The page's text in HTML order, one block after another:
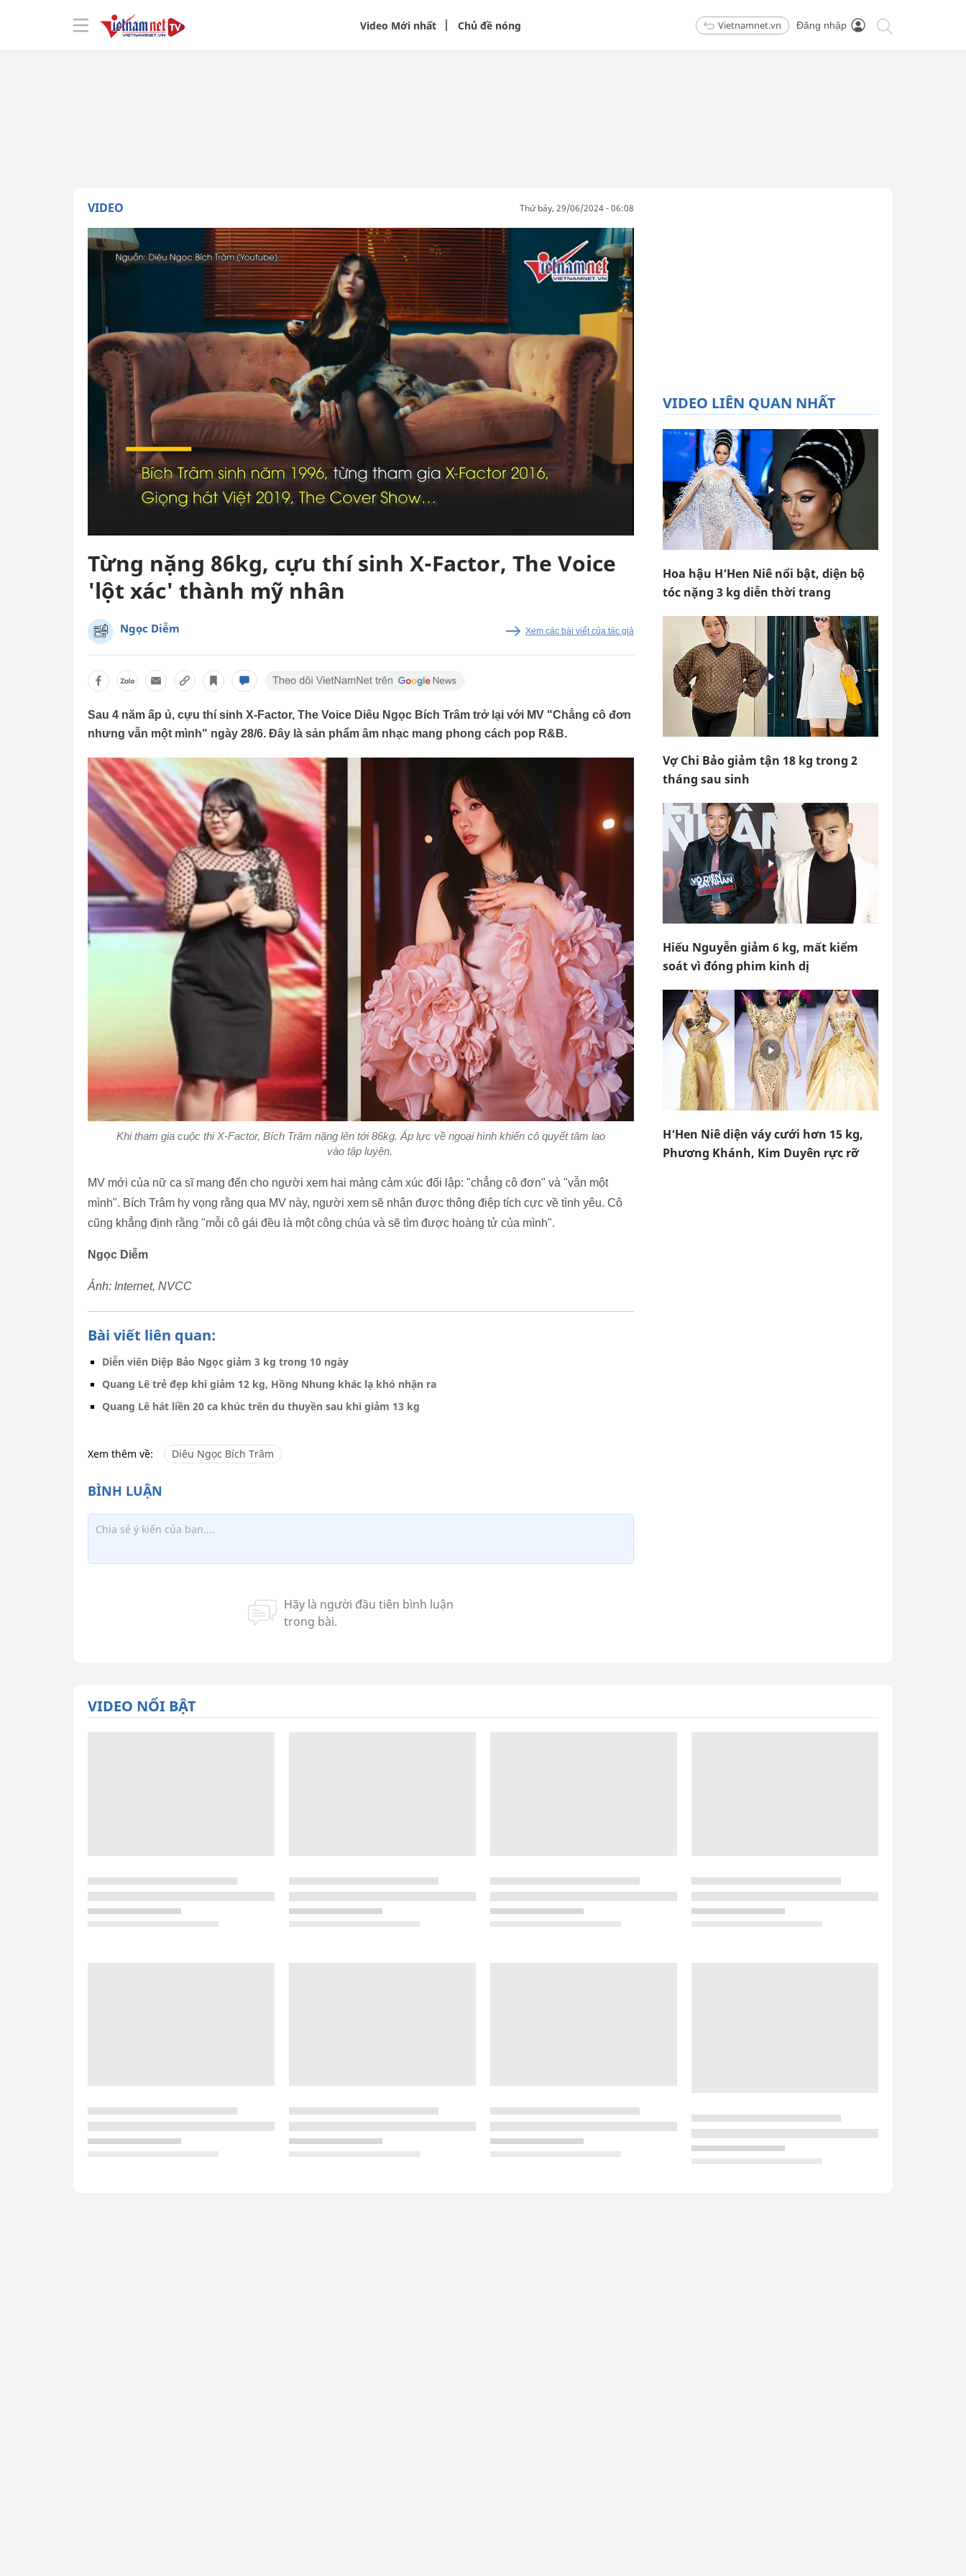
Video Mới nhất Chủ đề nóng Vietnamnet.vn Đăng nhập
VIDEO thứ bảy, 29/06/2024 - 06:08
Từng nặng 86kg, cựu thí sinh X-Factor, The Voice
'lột xác' thành mỹ nhân
Ngọc Diễm Xem các bài viết của tác giả
Sau 4 năm ấp ủ, cựu thí sinh X-Factor, The Voice Diêu Ngọc Bích Trâm trở lại với MV "Chẳng cô đơn
nhưng vẫn một mình" ngày 28/6. Đây là sản phẩm âm nhạc mang phong cách pop R&B.
Khi tham gia cuộc thi X-Factor, Bích Trâm nặng lên tới 86kg. Áp lực về ngoại hình khiến cô quyết tâm lao
vào tập luyện.
MV mới của nữ ca sĩ mang đến cho người xem hai mảng cảm xúc đối lập: "chẳng cô đơn" và "vẫn một
mình". Bích Trâm hy vọng rằng qua MV này, người xem sẽ nhận được thông điệp tích cực về tình yêu. Cô
cũng khẳng định rằng "mỗi cô gái đều là một công chúa và sẽ tìm được hoàng tử của mình".
Ngọc Diễm
Ảnh: Internet, NVCC
Bài viết liên quan:
Diễn viên Diệp Bảo Ngọc giảm 3 kg trong 10 ngày
Quang Lê trẻ đẹp khi giảm 12 kg, Hồng Nhung khác lạ khó nhận ra
Quang Lê hát liền 20 ca khúc trên du thuyền sau khi giảm 13 kg
Xem thêm về: Diêu Ngọc Bích Trâm
VIDEO LIÊN QUAN NHẤT
Hoa hậu H’Hen Niê nổi bật, diện bộ
tóc nặng 3 kg diễn thời trang
Vợ Chi Bảo giảm tận 18 kg trong 2
tháng sau sinh
Hiếu Nguyễn giảm 6 kg, mất kiểm
soát vì đóng phim kinh dị
H’Hen Niê diện váy cưới hơn 15 kg,
Phương Khánh, Kim Duyên rực rỡ
VIDEO NỔI BẬT